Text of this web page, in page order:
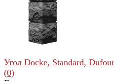
Угол Docke, Standard,
(0)